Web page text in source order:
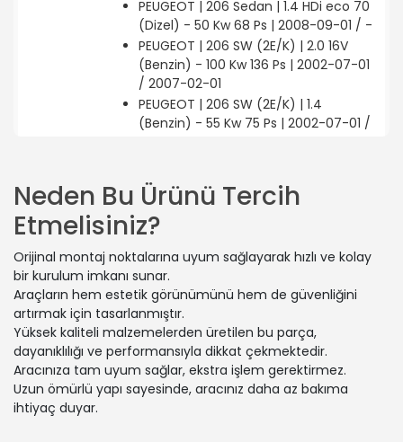
PEUGEOT | 206 Sedan | 1.4 HDi eco 70
(Dizel) - 50 Kw 68 Ps | 2008-09-01 / -
PEUGEOT | 206 SW (2E/K) | 2.0 16V
(Benzin) - 100 Kw 136 Ps | 2002-07-01
/ 2007-02-01
PEUGEOT | 206 SW (2E/K) | 1.4
(Benzin) - 55 Kw 75 Ps | 2002-07-01 /
eco 70 (Dizel) - 50 Kw 68 Ps | 2009-
01-01 / 2013-06-01
PEUGEOT | 206+ (2L_, 2M_) | 1.4 i
(2LKFWA, 2MKFWA) (Benzin) - 55 Kw
75 Ps | 2009-01-01 / 2013-08-01
PEUGEOT | 206 SW (2E/K) | 1.6 16V
(Benzin) - 80 Kw 109 Ps | 2002-07-01
/ -
PEUGEOT | 206 Hatchback (2A/C) |
2.0 S16 (Benzin) - 100 Kw 136 Ps |
1999-06-01 / 2007-12-01
PEUGEOT | 206 SW (2E/K) | 1.1 (Benzin)
Neden Bu Ürünü Tercih
Etmelisiniz?
Orijinal montaj noktalarına uyum sağlayarak hızlı ve kolay
bir kurulum imkanı sunar.
Araçların hem estetik görünümünü hem de güvenliğini
artırmak için tasarlanmıştır.
Yüksek kaliteli malzemelerden üretilen bu parça,
dayanıklılığı ve performansıyla dikkat çekmektedir.
Aracınıza tam uyum sağlar, ekstra işlem gerektirmez.
Uzun ömürlü yapı sayesinde, aracınız daha az bakıma
ihtiyaç duyar.